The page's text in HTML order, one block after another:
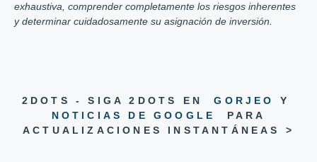
exhaustiva, comprender completamente los riesgos inherentes
y determinar cuidadosamente su asignación de inversión.
2DOTS - SIGA 2DOTS ENGORJEO
Y
NOTICIAS DE GOOGLE
PARA
ACTUALIZACIONES INSTANTÁNEAS >